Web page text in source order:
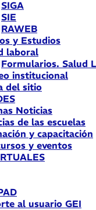
SIGA
SIE
RAWEB
y Estudios
laboral
Formularios. Salud
institucional
del sitio
Noticias
de las escuelas
y capacitación
y eventos
al usuario GEI